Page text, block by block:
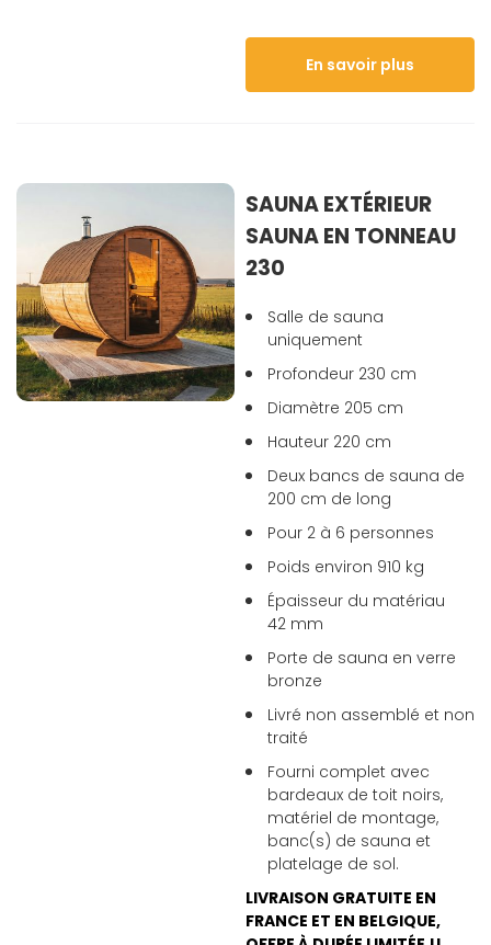
En savoir plus
SAUNA EXTÉRIEUR
SAUNA EN TONNEAU
230
Salle de sauna
uniquement
Profondeur 230 cm
Diamètre 205 cm
Hauteur 220 cm
Deux bancs de sauna de
200 cm de long
Pour 2 à 6 personnes
Poids environ 910 kg
Épaisseur du matériau
42 mm
Porte de sauna en verre
bronze
Livré non assemblé et non
traité
Fourni complet avec
bardeaux de toit noirs,
matériel de montage,
banc(s) de sauna et
platelage de sol.
LIVRAISON GRATUITE EN
FRANCE ET EN BELGIQUE,